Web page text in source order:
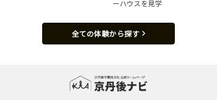
ーハウスを見学
全ての体験から探す